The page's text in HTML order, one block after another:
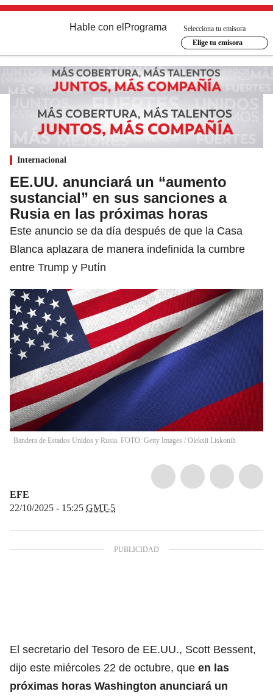
Hable con el Programa
Selecciona tu emisora
Elige tu emisora
Internacional
EE.UU. anunciará un “aumento
sustancial” en sus sanciones a
Rusia en las próximas horas
Este anuncio se da día después de que la Casa
Blanca aplazara de manera indefinida la cumbre
entre Trump y Putín
Bandera de Estados Unidos y Rusia. FOTO: Getty Images / Oleksii Liskonih
EFE
22/10/2025 - 15:25 GMT-5
El secretario del Tesoro de EE.UU., Scott Bessent,
dijo este miércoles 22 de octubre, que en las
próximas horas Washington anunciará un